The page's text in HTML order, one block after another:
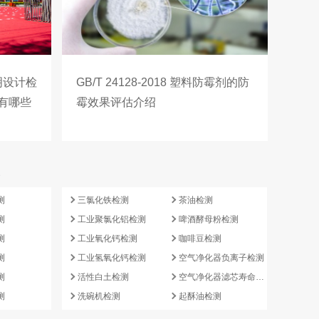
计检
哪些
GB/T 24128-2018 塑料防霉剂的防
霉效果评估介绍
三氯化铁检测
工业聚氯化铝检测
工业氧化钙检测
工业氢氧化钙检测
活性白土检测
洗碗机检测
茶油检测
啤酒酵母粉检测
咖啡豆检测
空气净化器负离子检测
空气净化器滤芯寿命检测
起酥油检测